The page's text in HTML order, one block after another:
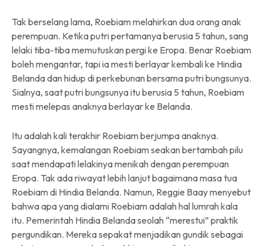
Tak berselang lama, Roebiam melahirkan dua orang anak
perempuan. Ketika putri pertamanya berusia 5 tahun, sang
lelaki tiba-tiba memutuskan pergi ke Eropa. Benar Roebiam
boleh mengantar, tapi ia mesti berlayar kembali ke Hindia
Belanda dan hidup di perkebunan bersama putri bungsunya.
Sialnya, saat putri bungsunya itu berusia 5 tahun, Roebiam
mesti melepas anaknya berlayar ke Belanda.
Itu adalah kali terakhir Roebiam berjumpa anaknya.
Sayangnya, kemalangan Roebiam seakan bertambah pilu
saat mendapati lelakinya menikah dengan perempuan
Eropa. Tak ada riwayat lebih lanjut bagaimana masa tua
Roebiam di Hindia Belanda. Namun, Reggie Baay menyebut
bahwa apa yang dialami Roebiam adalah hal lumrah kala
itu. Pemerintah Hindia Belanda seolah “merestui” praktik
pergundikan. Mereka sepakat menjadikan gundik sebagai